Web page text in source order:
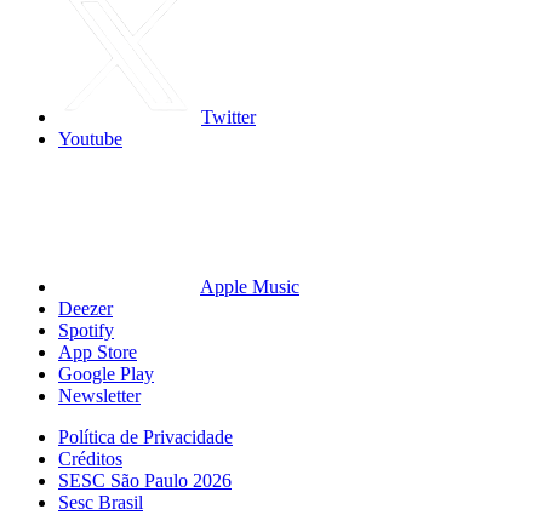
Twitter
Youtube
Apple Music
Deezer
Spotify
App Store
Google Play
Newsletter
Política de Privacidade
Créditos
SESC São Paulo 2026
Sesc Brasil